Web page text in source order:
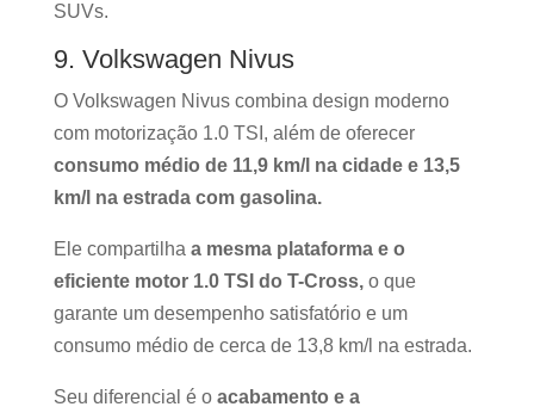
SUVs.
9. Volkswagen Nivus
O Volkswagen Nivus combina design moderno
com motorização 1.0 TSI, além de oferecer
consumo médio de 11,9 km/l na cidade e 13,5
km/l na estrada com gasolina.
Ele compartilha a mesma plataforma e o
eficiente motor 1.0 TSI do T-Cross,o que
garante um desempenho satisfatório e um
consumo médio de cerca de 13,8 km/l na estrada.
Seu diferencial é o acabamento e a